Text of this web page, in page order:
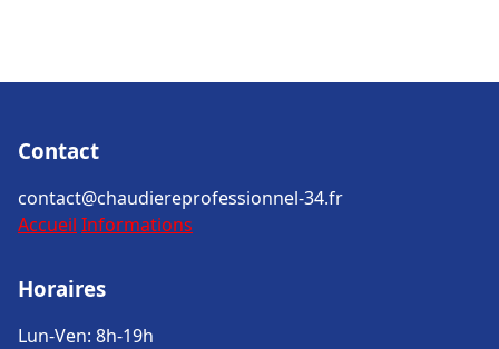
Contact
contact@chaudiereprofessionnel-34.fr
Accueil Informations
Horaires
Lun-Ven: 8h-19h